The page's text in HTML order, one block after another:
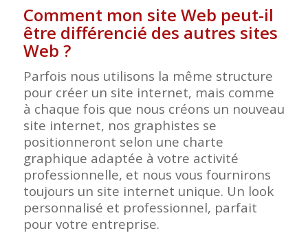
Comment mon site Web peut-il
être différencié des autres sites
Web ?
Parfois nous utilisons la même structure
pour créer un site internet, mais comme
à chaque fois que nous créons un nouveau
site internet, nos graphistes se
positionneront selon une charte
graphique adaptée à votre activité
professionnelle, et nous vous fournirons
toujours un site internet unique. Un look
personnalisé et professionnel, parfait
pour votre entreprise.